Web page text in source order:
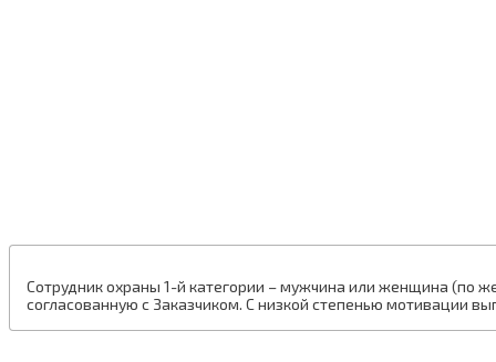
Сотрудник охраны 1-й категории – мужчина или женщина (по
согласованную с Заказчиком. С низкой степенью мотивации